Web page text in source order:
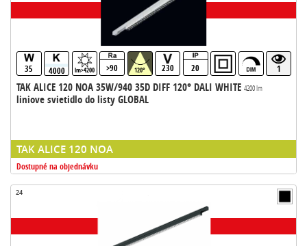
35 4000 lm>4200 >90 120° 230 20 1
TAK ALICE 120 NOA 35W/940 35D DIFF 120° DALI WHITE 4200 lm
liniove svietidlo do listy GLOBAL
TAK ALICE 120 NOA
Dostupné na objednávku
24